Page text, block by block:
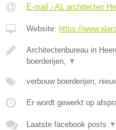
E-mail › AL architecten
Website: https://
Architectenbureau in
boerderijen, ▼
verbouw boerderijen,
Er wordt gewerkt op
Laatste facebook posts ▼